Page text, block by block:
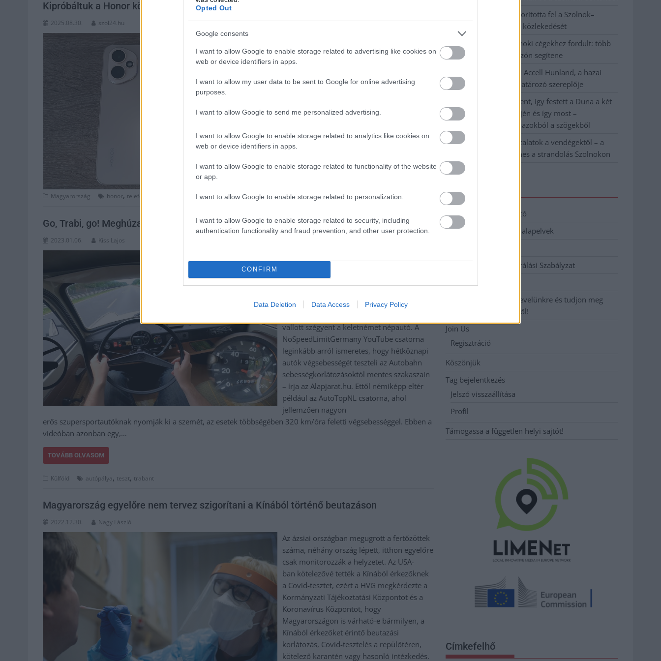
Opted Out
Google consents
I want to allow Google to enable storage related to advertising like cookies on
web or device identifiers in apps.
I want to allow my user data to be sent to Google for online advertising
purposes.
I want to allow Google to send me personalized advertising.
I want to allow Google to enable storage related to analytics like cookies on
web or device identifiers in apps.
I want to allow Google to enable storage related to functionality of the website
or app.
I want to allow Google to enable storage related to personalization.
I want to allow Google to enable storage related to security, including
authentication functionality and fraud prevention, and other user protection.
CONFIRM
Data Deletion Data Access Privacy Policy
Kipróbáltuk a Honor középkategóriás sorozatának új készülékeit
2025.08.30. szol24.hu
legújabb középkategóriás sorozatának két
készülékét, a 400 és a 400 Pro modellt. A
áron kínálnak olyan funkciókat, amelyek
voltak elérhetők. A teszt során megnéztük,
különböznek egymástól.
Magyarország honor, telefon
Go, Trabi, go! Meghúzatták a német autópályán, egészen a végsebességig – videó
2023.01.06. Kiss Lajos
Németországban. Most egy pontosan 50
a sztrádán, amennyire csak bírta a 26 lóerős
vallott szégyent a keletnémet népautó. A
NoSpeedLimitGermany YouTube csatorna
leginkább arról ismeretes, hogy hétköznapi
autók végsebességét teszteli az Autobahn
sebességkorlátozásoktól mentes szakaszain
– írja az Alapjarat.hu. Ettől némiképp eltér
például az AutoTopNL csatorna, ahol
jellemzően nagyon
erős szupersportautóknak nyomják ki a szemét, az esetek többségében 320 km/óra feletti végsebességgel. Ebben a
videóban azonban egy,…
TOVÁBB OLVASOM
Külföld autópálya, teszt, trabant
Magyarország egyelőre nem tervez szigorítani a Kínából történő beutazáson
2022.12.30. Nagy László
Az ázsiai országban megugrott a fertőzöttek
száma, néhány ország lépett, itthon egyelőre
csak monitorozzák a helyzetet. Az USA-
ban kötelezővé tették a Kínából érkezőknek
a Covid-tesztet, ezért a HVG megkérdezte a
Kormányzati Tájékoztatási Központot és a
Koronavírus Központot, hogy
Magyarországon is várható-e bármilyen, a
Kínából érkezőket érintő beutazási
korlátozás, Covid-tesztelés a repülőtéren,
kötelező karantén vagy hasonló intézkedés.
Váratlan fennakadás borította fel a Szolnok–
Kecskemét vasútvonal közlekedését
A polgármester a szolnoki cégekhez fordult: több
száz elbocsátott dolgozón segítene
Csődbe ment a tószegi Accell Hunland, a hazai
kerékpárgyártás meghatározó szereplője
Egyszer fent, egyszer lent, így festett a Duna a két
évvel ezelőtti árvíz idején és így most –
fotógyűjtemény ugyanazokból a szögekből
Ilyenek eddig a tapasztalatok a vendégektől – a
hőhullám miatt ingyenes a strandolás Szolnokon
Adatkezelési tájékoztató
Etikai és függetlenségi alapelvek
Hozzászólási és Moderálási Szabályzat
Iratkozzon fel heti hírlevelünkre és tudjon meg
még többet megyénkről!
Join Us
Regisztráció
Köszönjük
Tag bejelentkezés
Jelszó visszaállítása
Profil
Támogassa a független helyi sajtót!
Címkefelhő